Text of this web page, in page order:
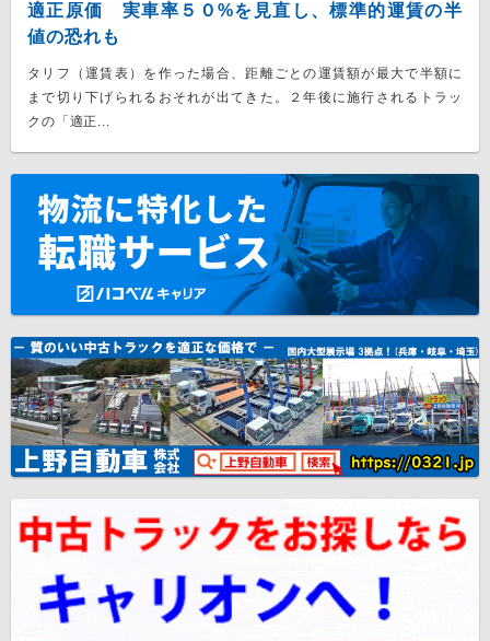
適正原価 実車率５０%を見直し、標準的運賃の半
値の恐れも
タリフ（運賃表）を作った場合、距離ごとの運賃額が最大で半額に
まで切り下げられるおそれが出てきた。２年後に施行されるトラッ
クの「適正...